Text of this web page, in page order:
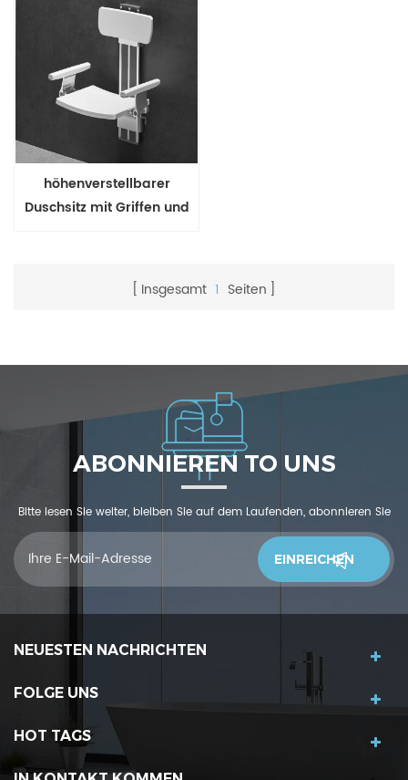
höhenverstellbarer
Duschsitz mit Griffen und
Insgesamt 1 Seiten
ABONNIEREN TO UNS
Bitte lesen Sie weiter, bleiben Sie auf dem Laufenden, abonnieren Sie
und wir begrüßen Sie, uns was zu sagendu denkst
NEUESTEN NACHRICHTEN
FOLGE UNS
HOT TAGS